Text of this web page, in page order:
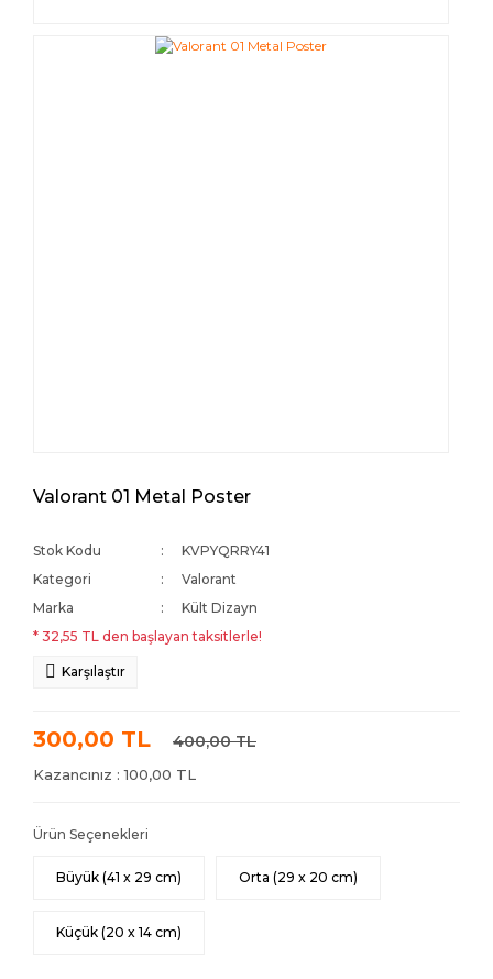
Valorant 01 Metal Poster
Stok Kodu
KVPYQRRY41
Kategori
Valorant
Marka
Kült Dizayn
* 32,55 TL den başlayan taksitlerle!
Karşılaştır
300,00 TL 400,00 TL
Kazancınız : 100,00 TL
Ürün Seçenekleri
Büyük (41 x 29 cm) Orta (29 x 20 cm)
Küçük (20 x 14 cm)